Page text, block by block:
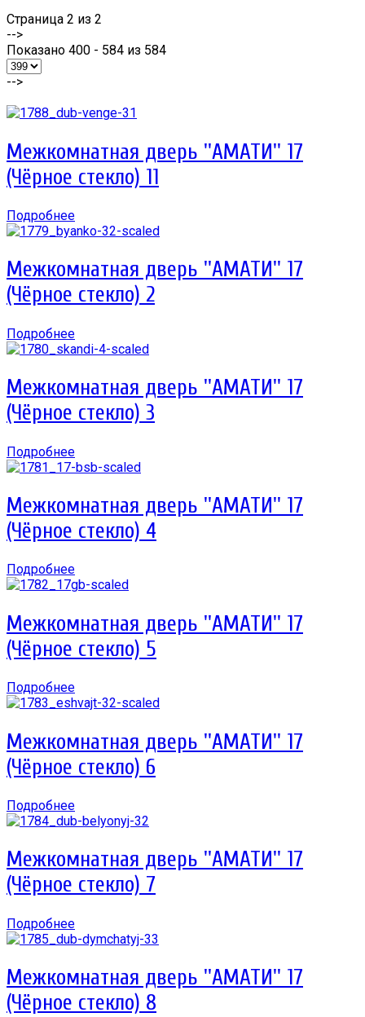
Страница 2 из 2
-->
Показано 400 - 584 из 584
-->
Межкомнатная дверь ''АМАТИ'' 17
(Чёрное стекло) 11
Подробнее
Межкомнатная дверь ''АМАТИ'' 17
(Чёрное стекло) 2
Подробнее
Межкомнатная дверь ''АМАТИ'' 17
(Чёрное стекло) 3
Подробнее
Межкомнатная дверь ''АМАТИ'' 17
(Чёрное стекло) 4
Подробнее
Межкомнатная дверь ''АМАТИ'' 17
(Чёрное стекло) 5
Подробнее
Межкомнатная дверь ''АМАТИ'' 17
(Чёрное стекло) 6
Подробнее
Межкомнатная дверь ''АМАТИ'' 17
(Чёрное стекло) 7
Подробнее
Межкомнатная дверь ''АМАТИ'' 17
(Чёрное стекло) 8